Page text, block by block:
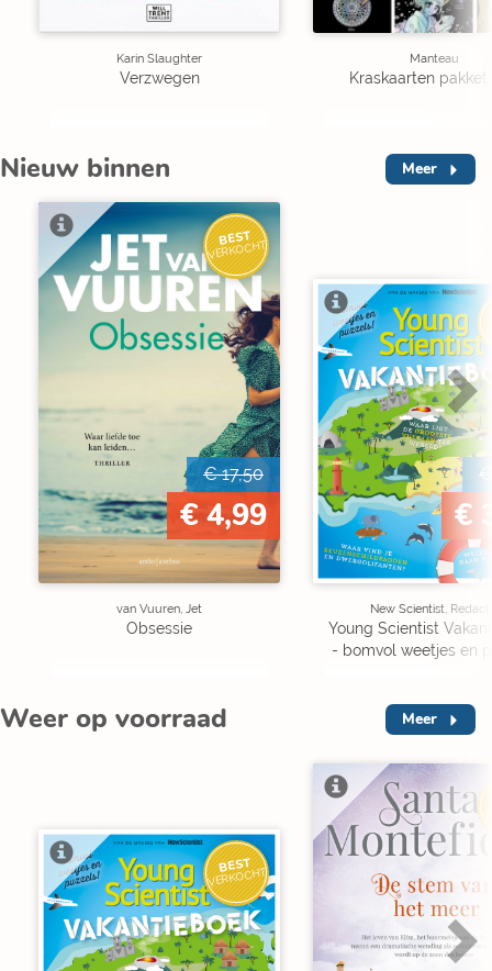
Karin Slaughter
Verzwegen
Manteau
Kraskaarten pakket
Nieuw binnen Meer
BEST
VERKOCHT
€ 17,50
€ 4,99
van Vuuren, Jet
Obsessie
€
New Scientist,
Young Scientist
- bomvol weetjes en
Weer op voorraad Meer
BEST
VERKOCHT